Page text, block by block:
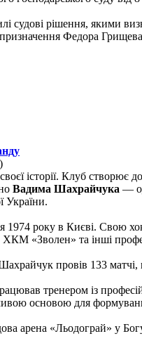
судові рішення, якими
Федора Грищева
історії. Клуб створює
Вадима Шахрайчука —
України.
року в Києві. Свою
«Зволен» та інші
провів 133
тренером із
основою для
арена «Льодограй» у